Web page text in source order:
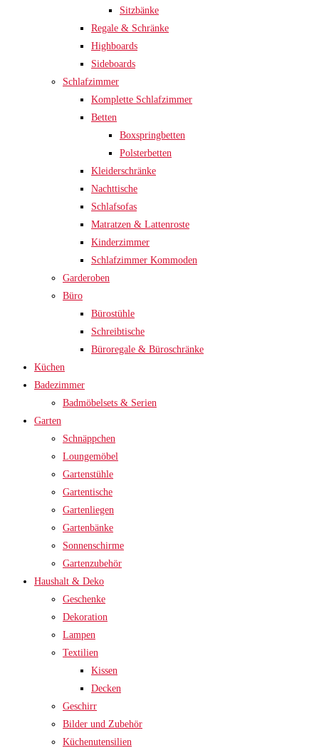
Sitzbänke
Regale & Schränke
Highboards
Sideboards
Schlafzimmer
Komplette Schlafzimmer
Betten
Boxspringbetten
Polsterbetten
Kleiderschränke
Nachttische
Schlafsofas
Matratzen & Lattenroste
Kinderzimmer
Schlafzimmer Kommoden
Garderoben
Büro
Bürostühle
Schreibtische
Büroregale & Büroschränke
Küchen
Badezimmer
Badmöbelsets & Serien
Garten
Schnäppchen
Loungemöbel
Gartenstühle
Gartentische
Gartenliegen
Gartenbänke
Sonnenschirme
Gartenzubehör
Haushalt & Deko
Geschenke
Dekoration
Lampen
Textilien
Kissen
Decken
Geschirr
Bilder und Zubehör
Küchenutensilien